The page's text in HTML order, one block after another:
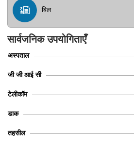
बिल
सार्वजनिक उपयोगिताएँ
अस्पताल
जी जी आई सी
टेलीकॉम
डाक
तहसील